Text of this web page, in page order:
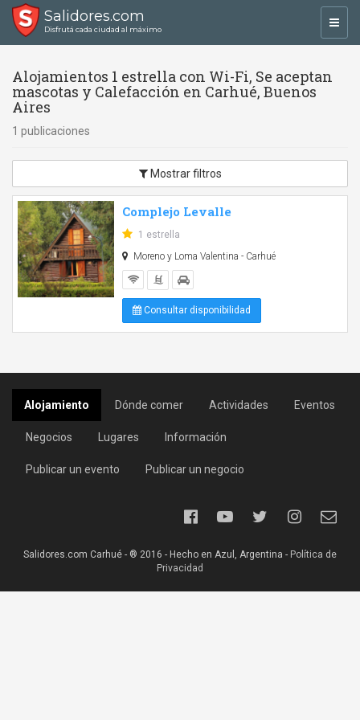
Salidores.com
Disfrutá cada ciudad al máximo
Alojamientos 1 estrella con Wi-Fi, Se aceptan
mascotas y Calefacción en Carhué, Buenos
Aires
1 publicaciones
Mostrar filtros
Complejo Levalle
1 estrella
Moreno y Loma Valentina - Carhué
Consultar disponibilidad
Alojamiento Dónde comer Actividades Eventos
Negocios Lugares Información
Publicar un evento Publicar un negocio
Salidores.com Carhué - ® 2016 - Hecho en Azul, Argentina - Política de
Privacidad